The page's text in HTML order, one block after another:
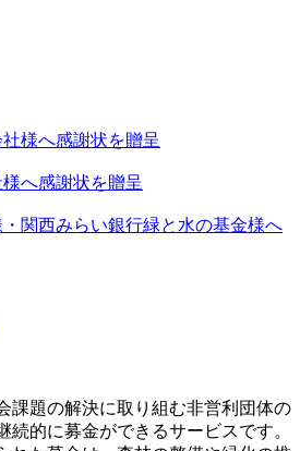
様へ感謝状を贈呈
へ感謝状を贈呈
関西みらい銀行緑と水の基金様へ
課題の解決に取り組む非営利団体の
続的に募金ができるサービスです。